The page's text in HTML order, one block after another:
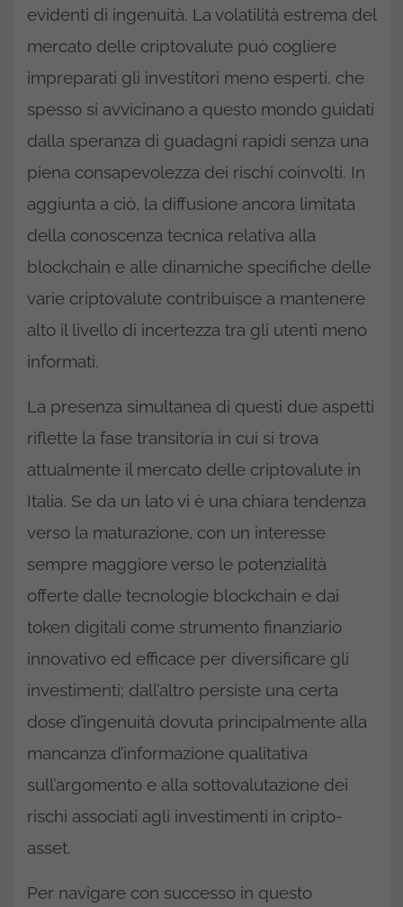
evidenti di ingenuità. La volatilità estrema del
mercato delle criptovalute può cogliere
impreparati gli investitori meno esperti, che
spesso si avvicinano a questo mondo guidati
dalla speranza di guadagni rapidi senza una
piena consapevolezza dei rischi coinvolti. In
aggiunta a ciò, la diffusione ancora limitata
della conoscenza tecnica relativa alla
blockchain e alle dinamiche specifiche delle
varie criptovalute contribuisce a mantenere
alto il livello di incertezza tra gli utenti meno
informati.
La presenza simultanea di questi due aspetti
riflette la fase transitoria in cui si trova
attualmente il mercato delle criptovalute in
Italia. Se da un lato vi è una chiara tendenza
verso la maturazione, con un interesse
sempre maggiore verso le potenzialità
offerte dalle tecnologie blockchain e dai
token digitali come strumento finanziario
innovativo ed efficace per diversificare gli
investimenti; dall’altro persiste una certa
dose d’ingenuità dovuta principalmente alla
mancanza d’informazione qualitativa
sull’argomento e alla sottovalutazione dei
rischi associati agli investimenti in cripto-
asset.
Per navigare con successo in questo